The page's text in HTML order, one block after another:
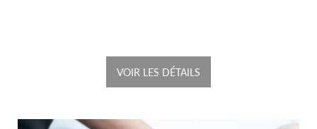
VOIR LES DÉTAILS